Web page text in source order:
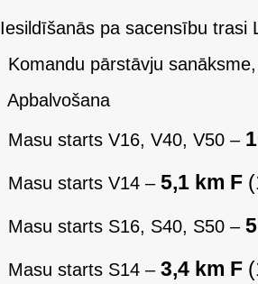
Iesildīšanās pa sacensību trasi
Komandu pārstāvju
Apbalvošana
Masu starts V16, V40, V50 –
Masu starts V14 – 5,1 km F
Masu starts S16, S40, S50 –
Masu starts S14 – 3,4 km F